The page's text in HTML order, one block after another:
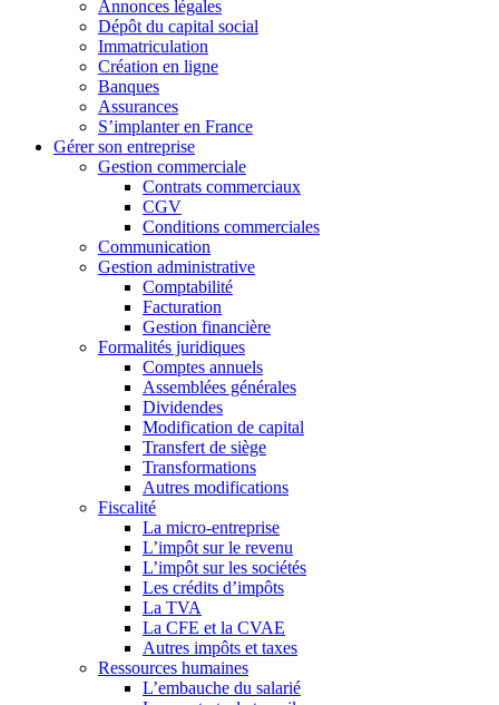
Annonces légales
Dépôt du capital social
Immatriculation
Création en ligne
Banques
Assurances
S’implanter en France
Gérer son entreprise
Gestion commerciale
Contrats commerciaux
CGV
Conditions commerciales
Communication
Gestion administrative
Comptabilité
Facturation
Gestion financière
Formalités juridiques
Comptes annuels
Assemblées générales
Dividendes
Modification de capital
Transfert de siège
Transformations
Autres modifications
Fiscalité
La micro-entreprise
L’impôt sur le revenu
L’impôt sur les sociétés
Les crédits d’impôts
La TVA
La CFE et la CVAE
Autres impôts et taxes
Ressources humaines
L’embauche du salarié